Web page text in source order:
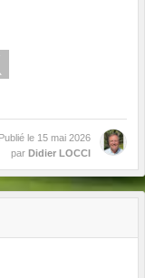
Publié le 15 mai 2026
par Didier LOCCI